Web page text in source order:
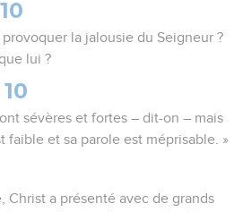
la jalousie du Seigneur ?
lui ?
sévères et fortes – dit-on – mais
faible et sa parole est méprisable. »
Christ a présenté avec de grands